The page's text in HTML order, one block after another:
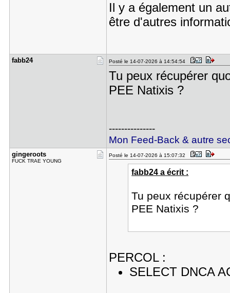
Il y a également un
être d'autres
fabb24 Posté le 14-07-2026 à 14:54:54
Tu peux récupérer
PEE Natixis ?
---------------
Mon Feed-Back & autre
gingeroots
FUCK TRAE YOUNG
Posté le 14-07-2026 à 15:07:32
fabb24 a écrit :
Tu peux récupérer
PEE Natixis ?
PERCOL :
SELECT DNCA